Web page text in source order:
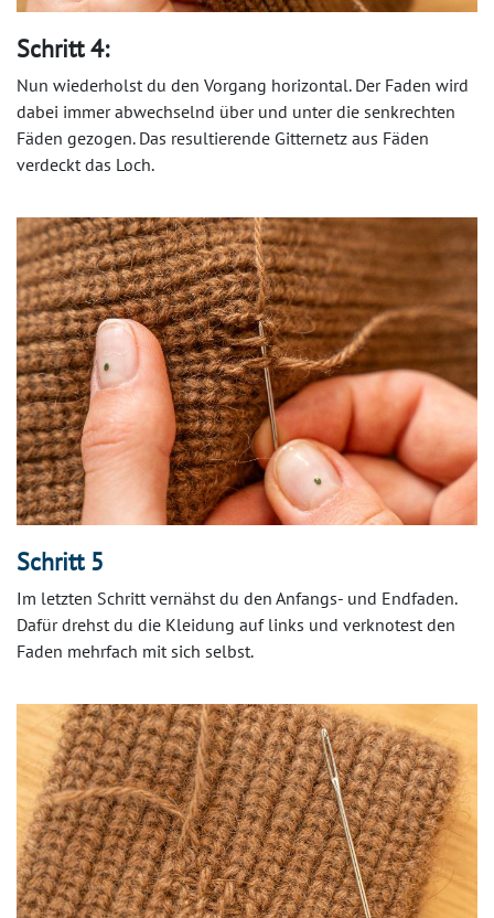
Schritt 4:
Nun wiederholst du den Vorgang horizontal. Der Faden wird
dabei immer abwechselnd über und unter die senkrechten
Fäden gezogen. Das resultierende Gitternetz aus Fäden
verdeckt das Loch.
Schritt 5
Im letzten Schritt vernähst du den Anfangs- und Endfaden.
Dafür drehst du die Kleidung auf links und verknotest den
Faden mehrfach mit sich selbst.